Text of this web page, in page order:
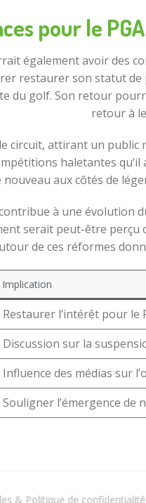
pour le
également avoir des
restaurer son statut
du golf. Son retour
retour à
circuit, attirant un
haletantes
nouveau aux côtés de
à une évolution
serait peut-être
de ces réformes
Implication
Restaurer l’intérêt pour le
Discussion sur la
Influence des médias sur
Souligner l’émergence de
& Politique de confidentialité